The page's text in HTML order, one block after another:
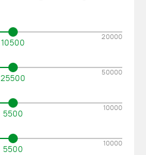
10500
20000
25500
50000
5500
10000
5500
10000